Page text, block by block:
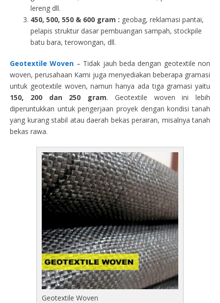
lereng dll.
450, 500, 550 & 600 gram : geobag, reklamasi pantai,
pelapis struktur dasar pembuangan sampah, stockpile
batu bara, terowongan, dll.
Geotextile Woven – Tidak jauh beda dengan geotextile non
woven, perusahaan Kami juga menyediakan beberapa gramasi
untuk geotextile woven, namun hanya ada tiga gramasi yaitu
150, 200 dan 250 gram. Geotextile woven ini lebih
diperuntukkan untuk pengerjaan proyek dengan kondisi tanah
yang kurang stabil atau daerah bekas perairan, misalnya tanah
bekas rawa.
Geotextile Woven